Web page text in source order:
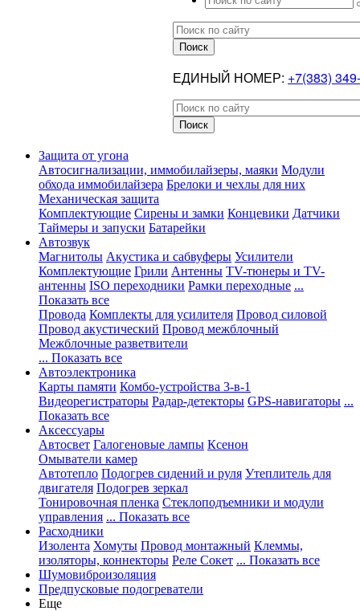
ЕДИНЫЙ НОМЕР: +7(383)
Защита от угона
Автосигнализации, иммобилайзеры, маяки Модули
обхода иммобилайзера Брелоки и чехлы для них
Механическая защита
Комплектующие Сирены и замки Концевики Датчики
Таймеры и запуски Батарейки
Автозвук
Магнитолы Акустика и сабвуферы Усилители
Комплектующие Грили Антенны TV-тюнеры и TV-
антенны ISO переходники Рамки переходные ...
Показать все
Провода Комплекты для усилителя Провод силовой
Провод акустический Провод межблочный
Межблочные разветвители
... Показать все
Автоэлектроника
Карты памяти Комбо-устройства 3-в-1
Видеорегистраторы Радар-детекторы GPS-навигаторы ...
Показать все
Аксессуары
Автосвет Галогеновые лампы Ксенон
Омыватели камер
Автотепло Подогрев сидений и руля Утеплитель для
двигателя Подогрев зеркал
Тонировочная пленка Стеклоподъемники и модули
управления ... Показать все
Расходники
Изолента Хомуты Провод монтажный Клеммы,
изоляторы, коннекторы Реле Сокет ... Показать все
Шумовиброизоляция
Предпусковые подогреватели
Еще